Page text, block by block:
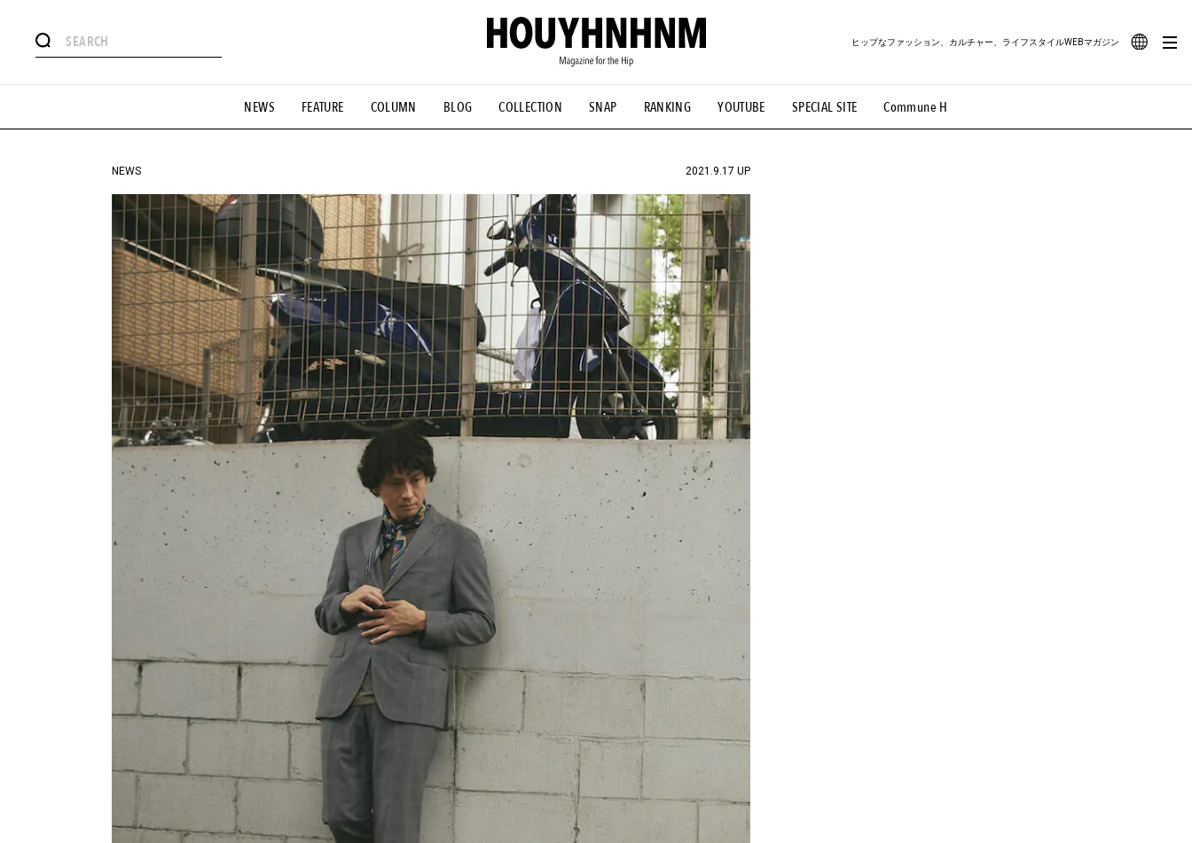
NEWS FEATURE COLUMN BLOG COLLECTION SNAP RANKING YOUTUBE SPECIAL SITE Commune H
ヒップなファッション、カルチャー、ライフスタイルWEBマガジン
#憧れの逸品 #ESSENTIAL DESIGNS #古着サミット #NEW VINTAGE #マイナーグッド図鑑 #路地裏てぃーん。 #MONTHLY JOURNAL
#GH 銘品の所以 #フイナムのYouTube #Commune H #FOCUS IT #AH.H #ととけん #FASHION #MUSIC #MOVIE #LIFESTYLE #SNEAKER #OUTDOOR
#HANDSOME HANDBOOK
NEWS 2021.9.17 UP